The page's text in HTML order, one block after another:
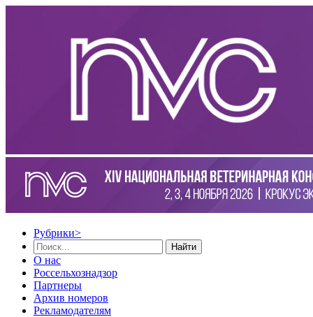
Рубрики>
Найти
О нас
Россельхознадзор
Партнеры
Архив номеров
Рекламодателям